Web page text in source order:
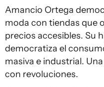
Amancio Ortega
moda con tiendas que
precios accesibles. Su
democratiza el
masiva e industrial.
con revoluciones.